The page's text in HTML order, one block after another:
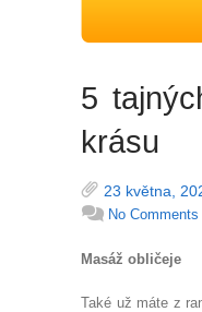
5
krásu
23 května,
No Comments
Masáž obličeje
Také už máte z